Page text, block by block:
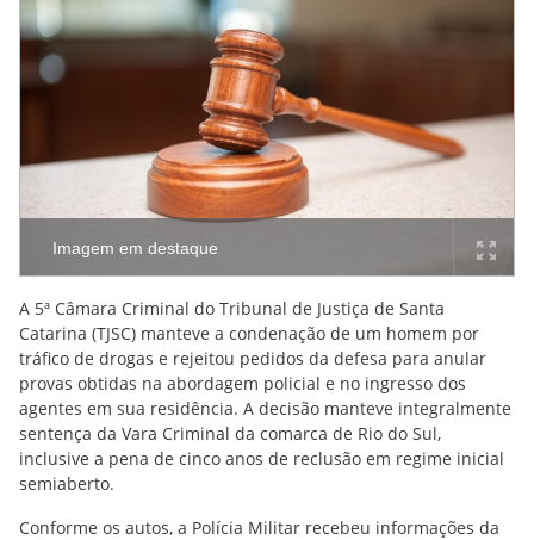
Imagem em destaque
A 5ª Câmara Criminal do Tribunal de Justiça de Santa
Catarina (TJSC) manteve a condenação de um homem por
tráfico de drogas e rejeitou pedidos da defesa para anular
provas obtidas na abordagem policial e no ingresso dos
agentes em sua residência. A decisão manteve integralmente
sentença da Vara Criminal da comarca de Rio do Sul,
inclusive a pena de cinco anos de reclusão em regime inicial
semiaberto.
Conforme os autos, a Polícia Militar recebeu informações da